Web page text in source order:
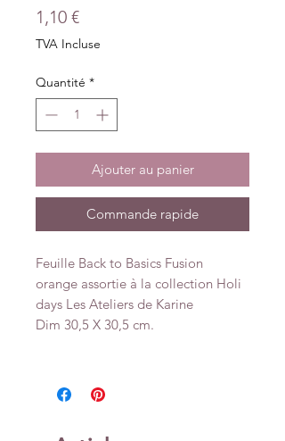
1,10 €Prix
TVA Incluse
Quantité *
Ajouter au panier
Commande rapide
Feuille Back to Basics Fusion
orange assortie à la collection Holi
days Les Ateliers de Karine
Dim 30,5 X 30,5 cm.